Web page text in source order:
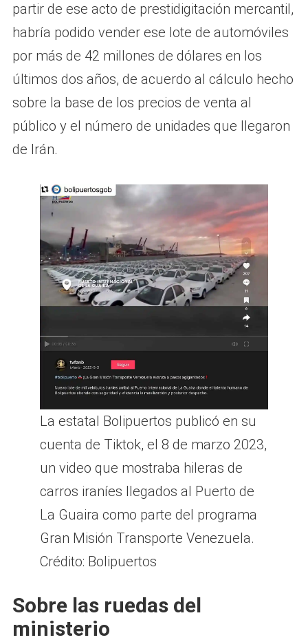
partir de ese acto de prestidigitación mercantil,
habría podido vender ese lote de automóviles
por más de 42 millones de dólares en los
últimos dos años, de acuerdo al cálculo hecho
sobre la base de los precios de venta al
público y el número de unidades que llegaron
de Irán.
La estatal Bolipuertos publicó en su
cuenta de Tiktok, el 8 de marzo 2023,
un video que mostraba hileras de
carros iraníes llegados al Puerto de
La Guaira como parte del programa
Gran Misión Transporte Venezuela.
Crédito: Bolipuertos
Sobre las ruedas del
ministerio